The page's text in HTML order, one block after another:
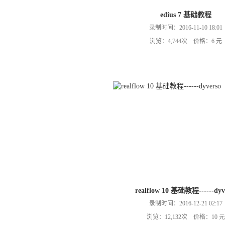
edius 7 基础教程
录制时间：2016-11-10 18:01
浏览：4,744次 价格：6 元
realflow 10 基础教程------
录制时间：2016-12-21 02:17
浏览：12,132次 价格：10 元